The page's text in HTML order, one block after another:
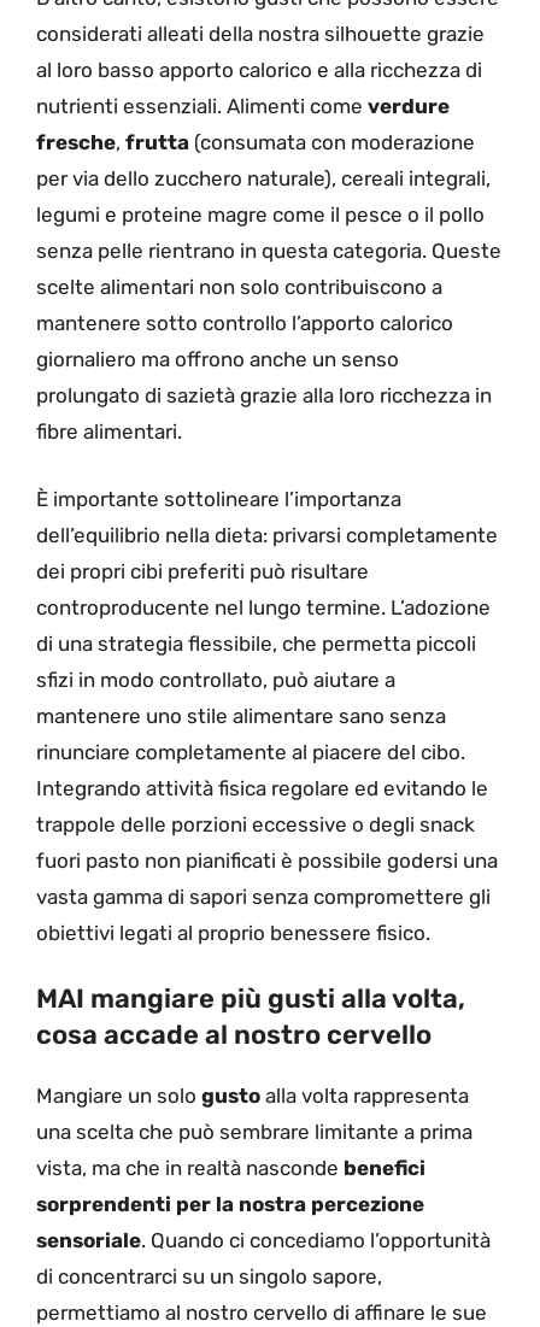
considerati alleati della nostra silhouette grazie
al loro basso apporto calorico e alla ricchezza di
nutrienti essenziali. Alimenti come verdure
fresche, frutta (consumata con moderazione
per via dello zucchero naturale), cereali integrali,
legumi e proteine magre come il pesce o il pollo
senza pelle rientrano in questa categoria. Queste
scelte alimentari non solo contribuiscono a
mantenere sotto controllo l’apporto calorico
giornaliero ma offrono anche un senso
prolungato di sazietà grazie alla loro ricchezza in
fibre alimentari.
È importante sottolineare l’importanza
dell’equilibrio nella dieta: privarsi completamente
dei propri cibi preferiti può risultare
controproducente nel lungo termine. L’adozione
di una strategia flessibile, che permetta piccoli
sfizi in modo controllato, può aiutare a
mantenere uno stile alimentare sano senza
rinunciare completamente al piacere del cibo.
Integrando attività fisica regolare ed evitando le
trappole delle porzioni eccessive o degli snack
fuori pasto non pianificati è possibile godersi una
vasta gamma di sapori senza compromettere gli
obiettivi legati al proprio benessere fisico.
MAI mangiare più gusti alla volta,
cosa accade al nostro cervello
Mangiare un solo gusto alla volta rappresenta
una scelta che può sembrare limitante a prima
vista, ma che in realtà nasconde benefici
sorprendenti per la nostra percezione
sensoriale. Quando ci concediamo l’opportunità
di concentrarci su un singolo sapore,
permettiamo al nostro cervello di affinare le sue